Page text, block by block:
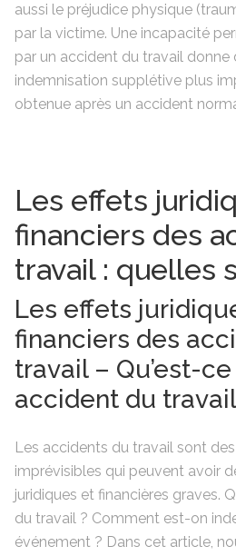
aussi le préjudice physique
par la victime. Une incapacité
par un accident du travail donne
indemnisation supplétive plus
obtenue après un accident
Les effets
financiers des
travail : quelles
Les effets
financiers des
travail – Qu’est-ce
accident du
Les accidents du travail sont
imprévisibles qui peuvent avoir
juridiques et financières graves.
du travail ? Comment est-on
événement ? Dans cet article,